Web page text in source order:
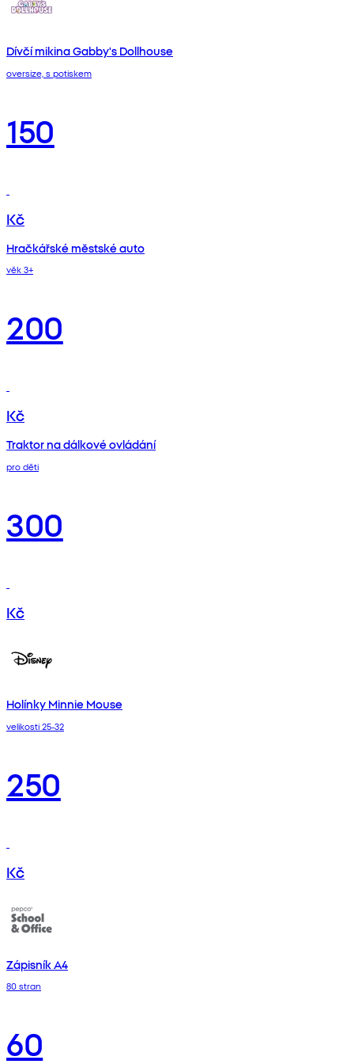
Dívčí mikina Gabby's Dollhouse
oversize, s potiskem
150
Kč
Hračkářské městské auto
věk 3+
200
Kč
Traktor na dálkové ovládání
pro děti
300
Kč
Holínky Minnie Mouse
velikosti 25-32
250
Kč
Zápisník A4
80 stran
60